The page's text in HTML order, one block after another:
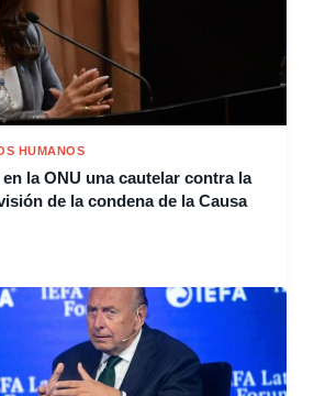
HUMANOS
la ONU una cautelar contra la
de la condena de la Causa